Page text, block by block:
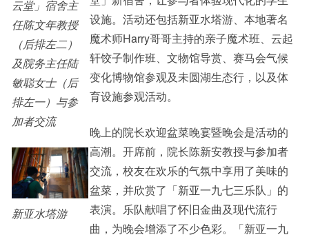
云堂」宿舍主
任陈文年教授
（后排左二）
及院务主任陆
敏聪女士（后
排左一）与参
加者交流
新亚水塔游
设施。活动还包括新亚水塔游、本地著名
魔术师Harry哥哥主持的亲子魔术班、云起
轩饺子制作班、文物馆导赏、赛马会气候
变化博物馆参观及未圆湖生态行，以及体
育设施参观活动。
晚上的院长欢迎盆菜晚宴暨晚会是活动的
高潮。开席前，院长陈新安教授与参加者
交流，校友在欢乐的气氛中享用了美味的
盆菜，并欣赏了「新亚一九七三乐队」的
表演。乐队献唱了怀旧金曲及现代流行
曲，为晚会增添了不少色彩。「新亚一九